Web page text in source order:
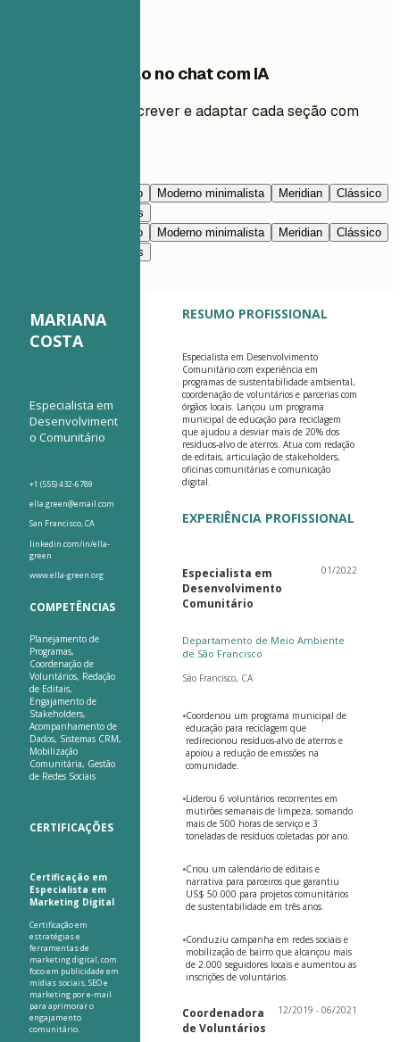
Edite este modelo no chat com IA
Peça à IA para reescrever e adaptar cada seção com
Prestígio Moderno minimalista Meridian
Clássico
Nimbus
Prestígio Moderno minimalista Meridian
Clássico
Nimbus
MARIANA
COSTA
Especialista em
Desenvolviment
o Comunitário
+1 (555) 432-6789
ella.green@email.com
San Francisco, CA
linkedin.com/in/ella-
green
www.ella-green.org
COMPETÊNCIAS
Planejamento de
Programas,
Coordenação de
Voluntários, Redação
de Editais,
Engajamento de
Stakeholders,
Acompanhamento de
Dados, Sistemas CRM,
Mobilização
Comunitária, Gestão
de Redes Sociais
CERTIFICAÇÕES
Certificação em
Especialista em
Marketing Digital
Certificação em
estratégias e
ferramentas de
marketing digital, com
foco em publicidade em
mídias sociais, SEO e
marketing por e-mail
para aprimorar o
engajamento
comunitário.
RESUMO PROFISSIONAL
Especialista em Desenvolvimento
Comunitário com experiência em
programas de sustentabilidade ambiental,
coordenação de voluntários e parcerias com
órgãos locais. Lançou um programa
municipal de educação para reciclagem
que ajudou a desviar mais de 20% dos
resíduos-alvo de aterros. Atua com redação
de editais, articulação de stakeholders,
oficinas comunitárias e comunicação
digital.
EXPERIÊNCIA PROFISSIONAL
Especialista em
Desenvolvimento
Comunitário
01/2022
Departamento de Meio Ambiente
de São Francisco
São Francisco, CA
•Coordenou um programa municipal de
educação para reciclagem que
redirecionou resíduos-alvo de aterros e
apoiou a redução de emissões na
comunidade.
•Liderou 6 voluntários recorrentes em
mutirões semanais de limpeza, somando
mais de 500 horas de serviço e 3
toneladas de resíduos coletadas por ano.
•Criou um calendário de editais e
narrativa para parceiros que garantiu
US$ 50.000 para projetos comunitários
de sustentabilidade em três anos.
•Conduziu campanha em redes sociais e
mobilização de bairro que alcançou mais
de 2.000 seguidores locais e aumentou as
inscrições de voluntários.
Coordenadora
de Voluntários
12/2019 - 06/2021